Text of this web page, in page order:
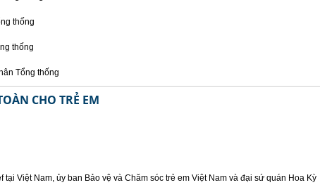
thống
thống
Tổng thống
CHO TRẺ EM
tại Việt Nam, ủy ban Bảo vệ và Chăm sóc trẻ em Việt Nam và đại sứ quán Hoa Kỳ